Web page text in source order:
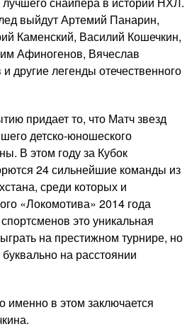
выйдут Артемий Панарин,
Каменский, Василий Кошечкин,
Афиногенов, Вячеслав
другие легенды отечественного
придает то, что Матч звезд
детско-юношеского
В этом году за Кубок
24 сильнейшие команды из
среди которых и
«Локомотива» 2014 года
это уникальная
на престижном турнире, но
на расстоянии
именно в этом заключается